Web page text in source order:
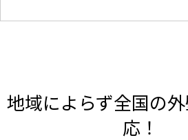
地域によらず全国の
応！